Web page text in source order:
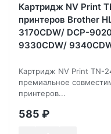
Картридж NV Print
принтеров Brother
3170CDW/ DCP-
9330CDW/
Картридж NV Print TN-
премиальное
принтеров...
585 ₽